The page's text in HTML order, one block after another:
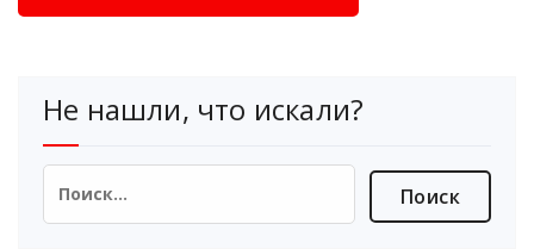
Не нашли, что искали?
Найти: